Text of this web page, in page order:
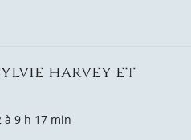
harvey et
à 9 h 17 min